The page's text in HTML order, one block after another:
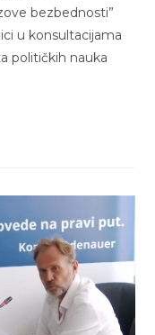
bezbednosti”
u konsultacijama
političkih nauka